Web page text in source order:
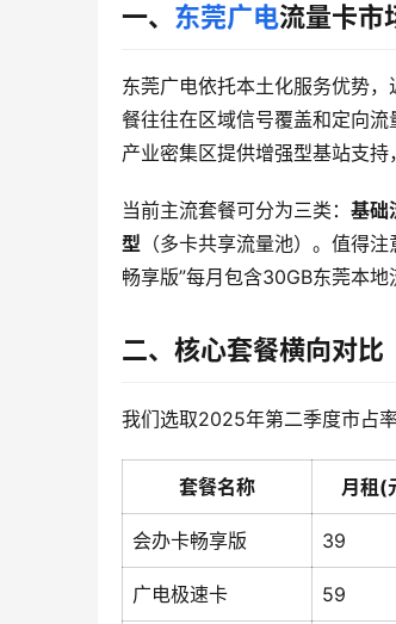
一、 东莞广电流量卡市
东莞广电依托本土化服务优势
餐往往在区域信号覆盖和定向
产业密集区提供增强型基站支持
当前主流套餐可分为三类： 基础
型 （多卡共享流量池）。值得
畅享版”每月包含30GB东莞本
二、核心套餐横向对比
我们选取2025年第二季度市占
套餐名称 月租(
会办卡畅享版 39
广电极速卡 59